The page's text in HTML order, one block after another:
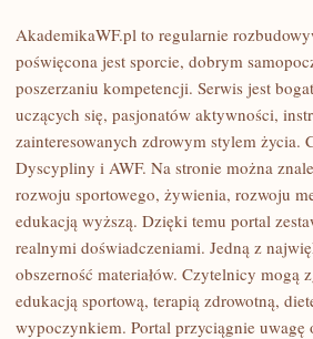
AWF
AkademikaWF.pl to regularnie
poświęcona jest sporcie, dobrym
poszerzaniu kompetencji. Serwis jest
uczących się, pasjonatów aktywności,
zainteresowanych zdrowym stylem życia.
Dyscypliny i AWF. Na stronie można
rozwoju sportowego, żywienia, rozwoju
edukacją wyższą. Dzięki temu portal
realnymi doświadczeniami. Jedną z
obszerność materiałów. Czytelnicy mogą
edukacją sportową, terapią zdrowotną,
wypoczynkiem. Portal przyciągnie uwagę